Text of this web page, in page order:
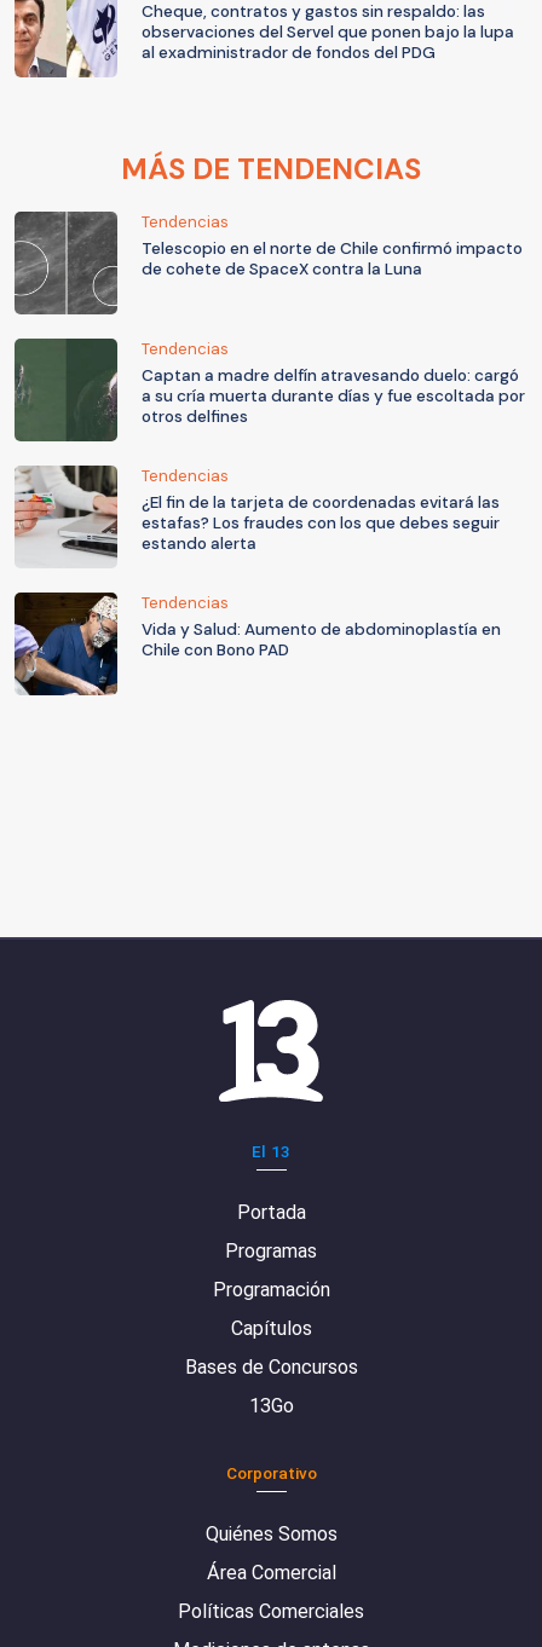
Cheque, contratos y gastos sin respaldo: las
observaciones del Servel que ponen bajo la lupa
al exadministrador de fondos del PDG
MÁS DE TENDENCIAS
Tendencias
Telescopio en el norte de Chile confirmó impacto
de cohete de SpaceX contra la Luna
Tendencias
Captan a madre delfín atravesando duelo: cargó
a su cría muerta durante días y fue escoltada por
otros delfines
Tendencias
¿El fin de la tarjeta de coordenadas evitará las
estafas? Los fraudes con los que debes seguir
estando alerta
Tendencias
Vida y Salud: Aumento de abdominoplastía en
Chile con Bono PAD
El 13
Portada
Programas
Programación
Capítulos
Bases de Concursos
13Go
Corporativo
Quiénes Somos
Área Comercial
Políticas Comerciales